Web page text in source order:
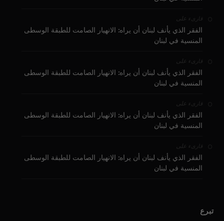
قارىء على
الفقر الذي يأنف لبنان أن يراه: الانهيار الصامت للطبقة الوسطى
المنسية في لبنان
قارىء على
الفقر الذي يأنف لبنان أن يراه: الانهيار الصامت للطبقة الوسطى
المنسية في لبنان
قارىء على
الفقر الذي يأنف لبنان أن يراه: الانهيار الصامت للطبقة الوسطى
المنسية في لبنان
قارىء على
الفقر الذي يأنف لبنان أن يراه: الانهيار الصامت للطبقة الوسطى
المنسية في لبنان
تبرع